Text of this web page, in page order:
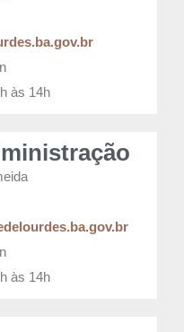
às 14h
às 14h